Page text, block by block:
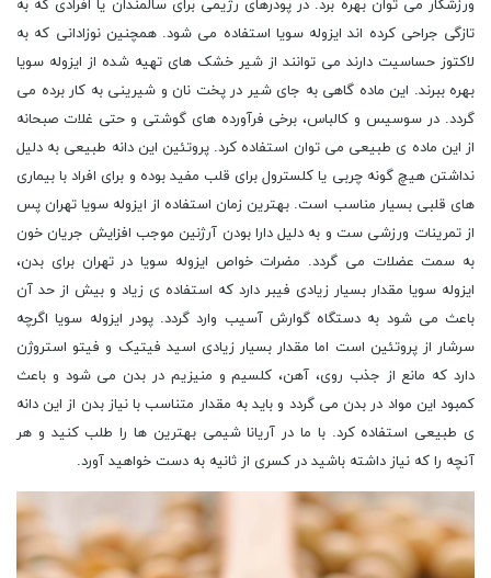
ورزشکار می توان بهره برد. در پودرهای رژیمی برای سالمندان یا افرادی که به
تازگی جراحی کرده اند ایزوله سویا استفاده می شود. همچنین نوزادانی که به
لاکتوز حساسیت دارند می توانند از شیر خشک های تهیه شده از ایزوله سویا
بهره ببرند. این ماده گاهی به جای شیر در پخت نان و شیرینی به کار برده می
گردد. در سوسیس و کالباس، برخی فرآورده های گوشتی و حتی غلات صبحانه
از این ماده ی طبیعی می توان استفاده کرد. پروتئین این دانه طبیعی به دلیل
نداشتن هیچ گونه چربی یا کلسترول برای قلب مفید بوده و برای افراد با بیماری
های قلبی بسیار مناسب است. بهترین زمان استفاده از ایزوله سویا تهران پس
از تمرینات ورزشی ست و به دلیل دارا بودن آرژنین موجب افزایش جریان خون
به سمت عضلات می گردد. مضرات خواص ایزوله سویا در تهران برای بدن،
ایزوله سویا مقدار بسیار زیادی فیبر دارد که استفاده ی زیاد و بیش از حد آن
باعث می شود به دستگاه گوارش آسیب وارد گردد. پودر ایزوله سویا اگرچه
سرشار از پروتئین است اما مقدار بسیار زیادی اسید فیتیک و فیتو استروژن
دارد که مانع از جذب روی، آهن، کلسیم و منیزیم در بدن می شود و باعث
کمبود این مواد در بدن می گردد و باید به مقدار متناسب با نیاز بدن از این دانه
ی طبیعی استفاده کرد. با ما در آریانا شیمی بهترین ها را طلب کنید و هر
آنچه را که نیاز داشته باشید در کسری از ثانیه به دست خواهید آورد.